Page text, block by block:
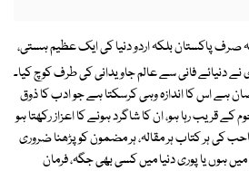
صرف پاکستان بلکہ اردو دنیا کی ایک عظیم ہستی،
نے دنیائے فانی سے عالم جاویدانی کی طرف کوچ کیا۔
ہے اس کا اندازہ وہی کرسکتا ہے جو ادب کا ذوق
قریب رہا ہو، ان کا شاگرد ہونے کا اعزاز رکھتا ہو
کی ہر کتاب ہر مقالہ، ہر مضمون کو پڑھنا ضروری
ہوں یا پوری دنیا میں کسی بھی جگہ، فرمان